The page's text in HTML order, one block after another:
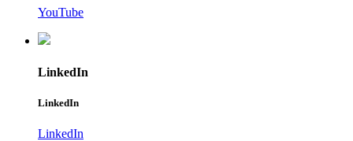
YouTube
LinkedIn
LinkedIn
LinkedIn